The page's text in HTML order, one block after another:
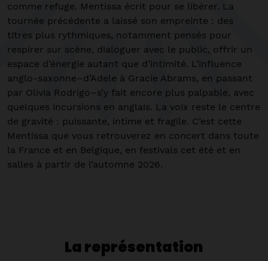
comme refuge. Mentissa écrit pour se libérer. La
tournée précédente a laissé son empreinte : des
titres plus rythmiques, notamment pensés pour
respirer sur scène, dialoguer avec le public, offrir un
espace d’énergie autant que d’intimité. L’influence
anglo-saxonne–d’Adele à Gracie Abrams, en passant
par Olivia Rodrigo–s’y fait encore plus palpable, avec
quelques incursions en anglais. La voix reste le centre
de gravité : puissante, intime et fragile. C’est cette
Mentissa que vous retrouverez en concert dans toute
la France et en Belgique, en festivals cet été et en
salles à partir de l’automne 2026.
La représentation